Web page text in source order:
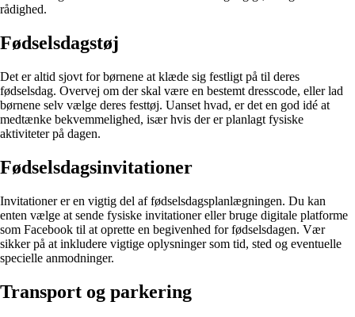
rådighed.
Fødselsdagstøj
Det er altid sjovt for børnene at klæde sig festligt på til deres
fødselsdag. Overvej om der skal være en bestemt dresscode, eller lad
børnene selv vælge deres festtøj. Uanset hvad, er det en god idé at
medtænke bekvemmelighed, især hvis der er planlagt fysiske
aktiviteter på dagen.
Fødselsdagsinvitationer
Invitationer er en vigtig del af fødselsdagsplanlægningen. Du kan
enten vælge at sende fysiske invitationer eller bruge digitale platforme
som Facebook til at oprette en begivenhed for fødselsdagen. Vær
sikker på at inkludere vigtige oplysninger som tid, sted og eventuelle
specielle anmodninger.
Transport og parkering